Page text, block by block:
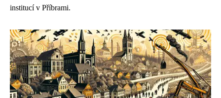
institucí v Příbrami.